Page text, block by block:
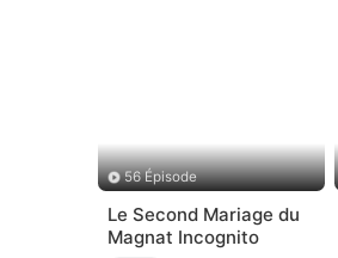
56 Épisode
Le Second Mariage du
Magnat Incognito